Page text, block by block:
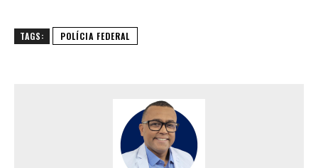
TAGS: POLÍCIA FEDERAL